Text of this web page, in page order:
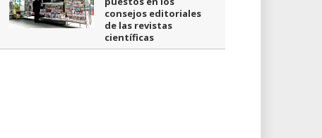
consejos editoriales
de las revistas
científicas